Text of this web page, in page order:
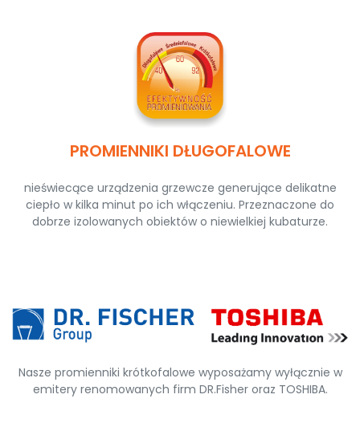
PROMIENNIKI DŁUGOFALOWE
nieświecące urządzenia grzewcze generujące delikatne
ciepło w kilka minut po ich włączeniu. Przeznaczone do
dobrze izolowanych obiektów o niewielkiej kubaturze.
Nasze promienniki krótkofalowe wyposażamy wyłącznie w
emitery renomowanych firm DR.Fisher oraz TOSHIBA.